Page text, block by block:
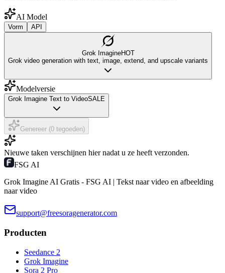
AI Model
Vorm API
Grok ImagineHOT
Grok video generation with text, image, extend, and upscale variants
Modelversie
Grok Imagine Text to VideoSALE
Genereer (0 tegoeden)
Nieuwe taken verschijnen hier nadat u ze heeft verzonden.
FSG AI
Grok Imagine AI Gratis - FSG AI | Tekst naar video en afbeelding
naar video
support@freesoragenerator.com
Producten
Seedance 2
Grok Imagine
Sora 2 Pro